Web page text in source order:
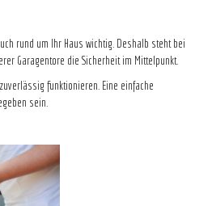
rund um Ihr Haus wichtig. Deshalb steht bei
Garagentore die Sicherheit im Mittelpunkt.
funktionieren. Eine einfache
sein.